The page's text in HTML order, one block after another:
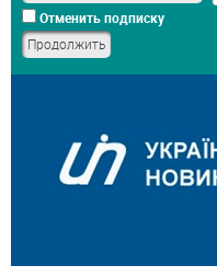
Отменить подписку